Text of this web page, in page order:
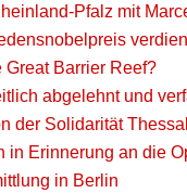
Pfalz mit
Great Barrier Reef?
abgelehnt und
der Solidarität
in Erinnerung an die
in Berlin